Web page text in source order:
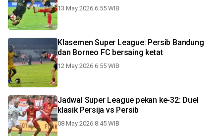
13 May 2026 6:55 WIB
Klasemen Super League: Persib Bandung
dan Borneo FC bersaing ketat
12 May 2026 6:55 WIB
Jadwal Super League pekan ke-32: Duel
klasik Persija vs Persib
08 May 2026 8:45 WIB